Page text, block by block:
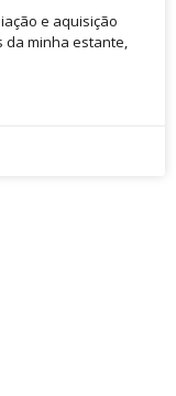
e aquisição
da minha estante,